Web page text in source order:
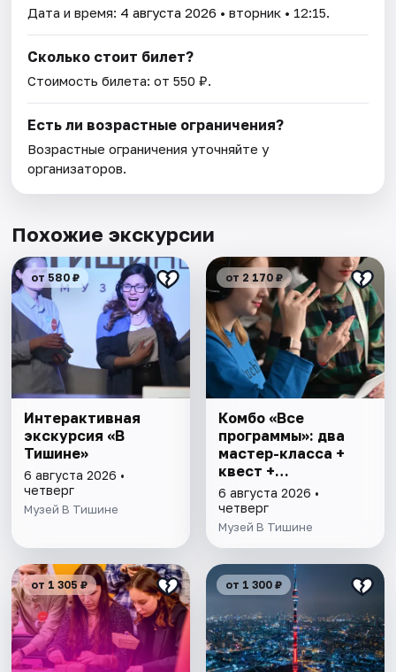
Дата и время: 4 августа 2026 • вторник • 12:15.
Сколько стоит билет?
Стоимость билета: от 550 ₽.
Есть ли возрастные ограничения?
Возрастные ограничения уточняйте у
организаторов.
Похожие экскурсии
от 580 ₽
Интерактивная
экскурсия «В
Тишине»
6 августа 2026 •
четверг
Музей В Тишине
от 2 170 ₽
Комбо «Все
программы»: два
мастер-класса +
квест +
интерактивная
экскурсия
6 августа 2026 •
четверг
Музей В Тишине
от 1 305 ₽ от 1 300 ₽